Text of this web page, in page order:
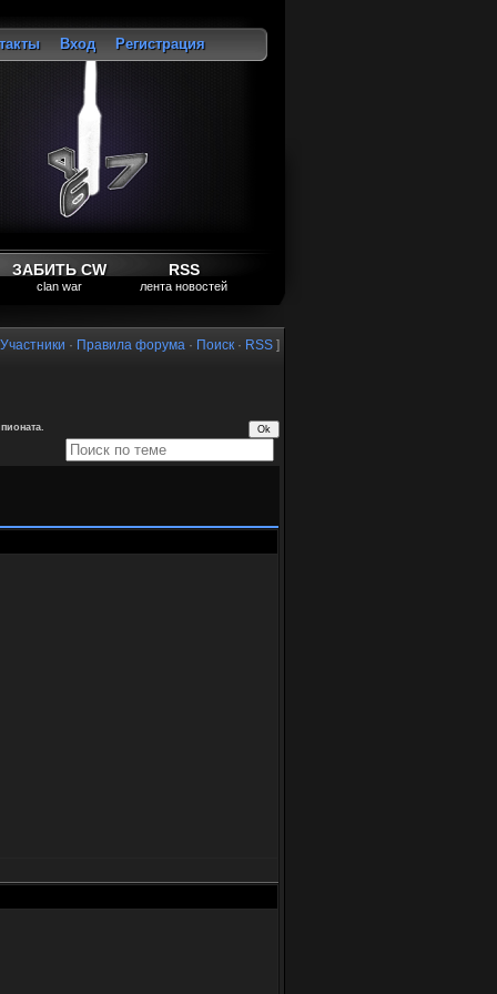
Вход
Регистрация
ЗАБИТЬ CW
clan war
RSS
лента новостей
Участники · Правила форума · Поиск · RSS ]